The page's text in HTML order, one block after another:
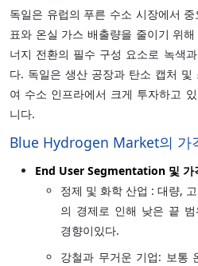
독일은 유럽의 푸른 수소 시장에서
표와 온실 가스 배출량을 줄이기 위
너지 전환의 필수 구성 요소로 녹색
다. 독일은 생산 공장과 탄소 캡처 및
여 수소 인프라에서 크게 투자하고
니다.
Blue Hydrogen Market의 가
End User Segmentation 및 가
정제 및 화학 산업 : 대량,
의 경제로 인해 낮은 끝
경향이있다.
강철과 무거운 기업: 보통